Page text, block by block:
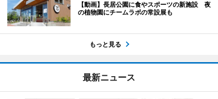
【動画】長居公園に食やスポーツの新施設 夜
の植物園にチームラボの常設展も
もっと見る
最新ニュース